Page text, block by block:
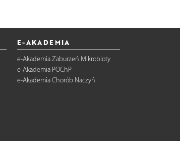
E-AKADEMIA
e-Akademia Zaburzeń Mikrobioty
e-Akademia POChP
e-Akademia Chorób Naczyń